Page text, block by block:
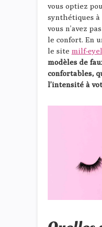
vous optiez
synthétiques à
vous n’avez
le confort. En
le site milf-
modèles de
confortables,
l’intensité à